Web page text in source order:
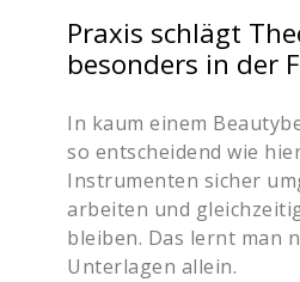
Praxis schlägt
besonders in der
In kaum einem
so entscheidend wie
Instrumenten sicher
arbeiten und
bleiben. Das lernt man
Unterlagen allein.